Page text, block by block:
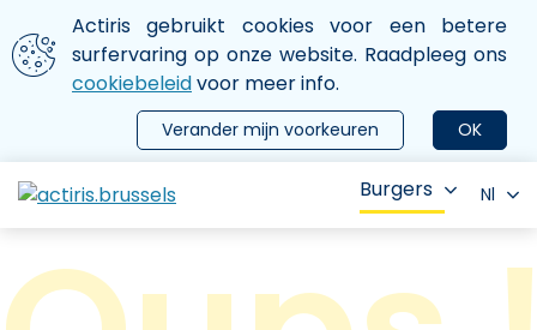
Aller au contenu principal
We gebruiken cookies
Actiris gebruikt cookies voor een betere
surfervaring op onze website. Raadpleeg ons
cookiebeleidvoor meer info.
OK
Verander mijn voorkeuren
le menu
Burgers Nl